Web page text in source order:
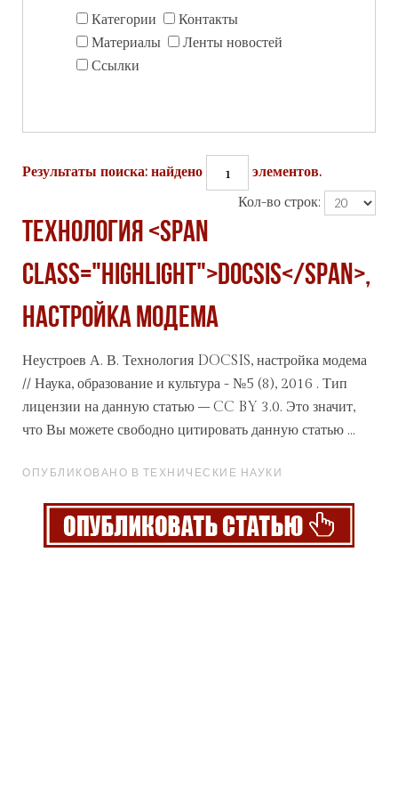
Категории
Контакты
Материалы
Ленты новостей
Ссылки
Результаты поиска: найдено 1
элементов.
Кол-во строк:
Технология <span
class="highlight">DOCSIS</span>,
настройка модема
Неустроев А. В. Технология DOCSIS, настройка модема
// Наука, образование и культура - №5 (8), 2016 . Тип
лицензии на данную статью – CC BY 3.0. Это значит,
что Вы можете свободно цитировать данную статью ...
ОПУБЛИКОВАНО В ТЕХНИЧЕСКИЕ НАУКИ